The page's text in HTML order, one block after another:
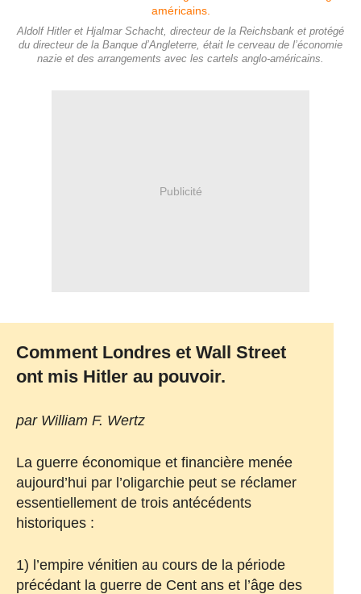
Aldolf Hitler et Hjalmar Schacht, directeur de la Reichsbank et protégé
du directeur de la Banque d’Angleterre, était le cerveau de l’économie
nazie et des arrangements avec les cartels anglo-américains.
Publicité
Comment Londres et Wall Street
ont mis Hitler au pouvoir.
par William F. Wertz
La guerre économique et financière menée
aujourd’hui par l’oligarchie peut se réclamer
essentiellement de trois antécédents
historiques :
1) l’empire vénitien au cours de la période
précédant la guerre de Cent ans et l’âge des